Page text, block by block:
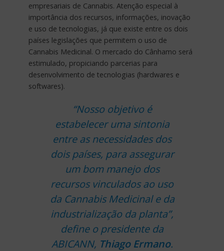
empresariais de Cannabis. Atenção especial à
importância dos recursos, informações, inovação
e uso de tecnologias, já que existe entre os dois
países legislações que permitem o uso de
Cannabis Medicinal. O mercado do Cânhamo será
estimulado, propiciando parcerias para
desenvolvimento de tecnologias (hardwares e
softwares).
“Nosso objetivo é
estabelecer uma sintonia
entre as necessidades dos
dois países, para assegurar
um bom manejo dos
recursos vinculados ao uso
da Cannabis Medicinal e da
industrialização da planta”,
define o presidente da
ABICANN, Thiago Ermano.